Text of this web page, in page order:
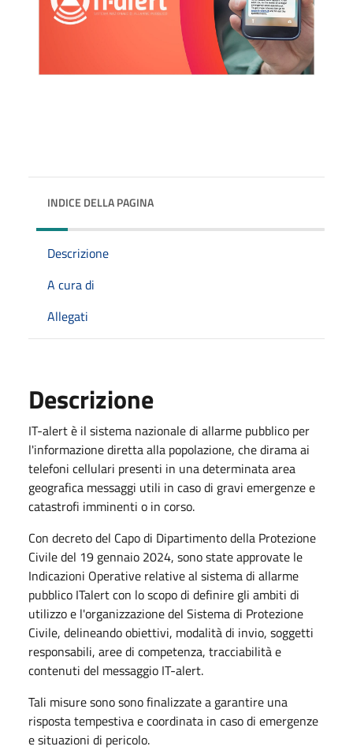
INDICE DELLA PAGINA
Descrizione
A cura di
Allegati
Descrizione
IT-alert è il sistema nazionale di allarme pubblico per
l'informazione diretta alla popolazione, che dirama ai
telefoni cellulari presenti in una determinata area
geografica messaggi utili in caso di gravi emergenze e
catastrofi imminenti o in corso.
Con decreto del Capo di Dipartimento della Protezione
Civile del 19 gennaio 2024, sono state approvate le
Indicazioni Operative relative al sistema di allarme
pubblico ITalert con lo scopo di definire gli ambiti di
utilizzo e l'organizzazione del Sistema di Protezione
Civile, delineando obiettivi, modalità di invio, soggetti
responsabili, aree di competenza, tracciabilità e
contenuti del messaggio IT-alert.
Tali misure sono sono finalizzate a garantire una
risposta tempestiva e coordinata in caso di emergenze
e situazioni di pericolo.